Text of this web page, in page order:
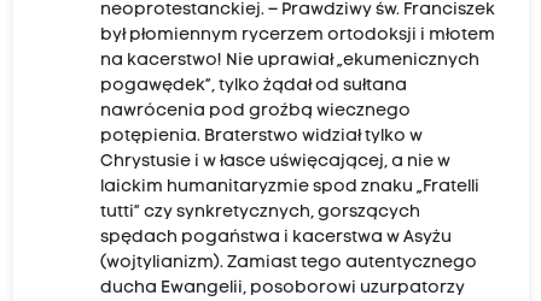
neoprotestanckiej. – Prawdziwy św. Franciszek
był płomiennym rycerzem ortodoksji i młotem
na kacerstwo! Nie uprawiał „ekumenicznych
pogawędek”, tylko żądał od sułtana
nawrócenia pod groźbą wiecznego
potępienia. Braterstwo widział tylko w
Chrystusie i w łasce uświęcającej, a nie w
laickim humanitaryzmie spod znaku „Fratelli
tutti” czy synkretycznych, gorszących
spędach pogaństwa i kacerstwa w Asyżu
(wojtylianizm). Zamiast tego autentycznego
ducha Ewangelii, posoborowi uzurpatorzy